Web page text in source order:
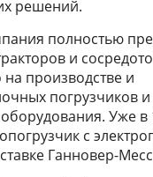
решений.
полностью
и
производстве и
погрузчиков
Уже в
с
Ганновер-